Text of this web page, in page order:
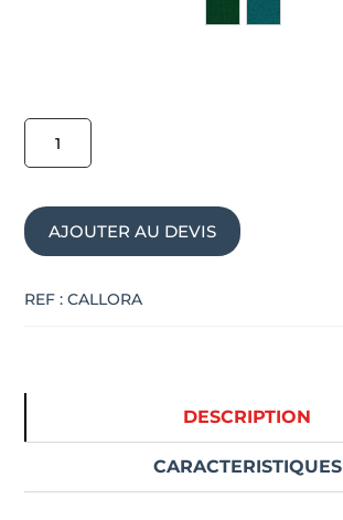
quantité
Pouf
acoustique
ALLORA
AJOUTER AU DEVIS
REF :CALLORA
DESCRIPTION
CARACTERISTIQUES